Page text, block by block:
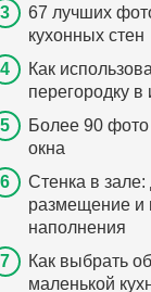
67 лучших
кухонных стен
Как
перегородку в
Более 90
окна
Стенка в зале:
размещение и
наполнения
Как выбрать
маленькой